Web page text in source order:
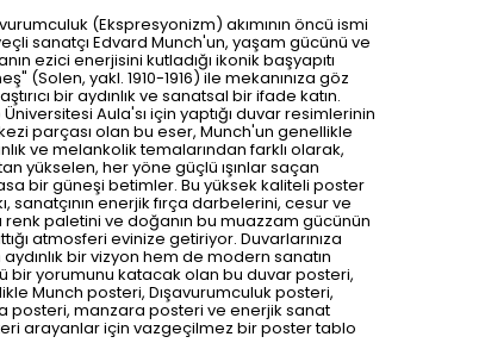
(Ekspresyonizm) akımının öncü ismi
sanatçı Edvard Munch'un, yaşam gücünü ve
ezici enerjisini kutladığı ikonik başyapıtı
(Solen, yakl. 1910-1916) ile mekanınıza göz
bir aydınlık ve sanatsal bir ifade katın.
Aula'sı için yaptığı duvar resimlerinin
parçası olan bu eser, Munch'un genellikle
ve melankolik temalarından farklı olarak,
yükselen, her yöne güçlü ışınlar saçan
bir güneşi betimler. Bu yüksek kaliteli poster
sanatçının enerjik fırça darbelerini, cesur ve
renk paletini ve doğanın bu muazzam gücünün
atmosferi evinize getiriyor. Duvarlarınıza
bir vizyon hem de modern sanatın
bir yorumunu katacak olan bu duvar posteri,
Munch posteri, Dışavurumculuk posteri,
posteri, manzara posteri ve enerjik sanat
arayanlar için vazgeçilmez bir poster tablo